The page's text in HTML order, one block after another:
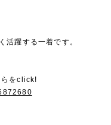
活躍する一着です。
らをclick!